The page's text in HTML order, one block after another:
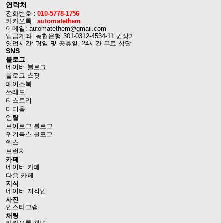
연락처
전화번호 : 010-5778-1756
카카오톡 : automatethem
이메일: automatethem@gmail.com
입금계좌: 농협은행 301-0312-4534-11 권상기
영업시간: 평일 및 공휴일, 24시간 무료 상담
SNS
블로그
네이버 블로그
블로그 스팟
페이스북
쓰레드
티스토리
미디움
언틸
브이로그 블로그
위키독스 블로그
엑스
브런치
카페
네이버 카페
다음 카페
지식
네이버 지식인
사진
인스타그램
채팅